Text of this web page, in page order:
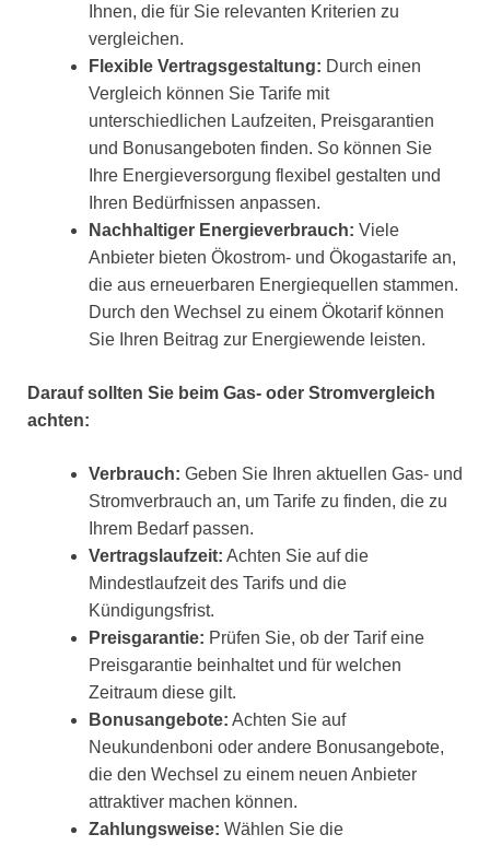
Ihnen, die für Sie relevanten Kriterien zu
vergleichen.
Flexible Vertragsgestaltung: Durch einen
Vergleich können Sie Tarife mit
unterschiedlichen Laufzeiten, Preisgarantien
und Bonusangeboten finden. So können Sie
Ihre Energieversorgung flexibel gestalten und
Ihren Bedürfnissen anpassen.
Nachhaltiger Energieverbrauch: Viele
Anbieter bieten Ökostrom- und Ökogastarife an,
die aus erneuerbaren Energiequellen stammen.
Durch den Wechsel zu einem Ökotarif können
Sie Ihren Beitrag zur Energiewende leisten.
Darauf sollten Sie beim Gas- oder Stromvergleich
achten:
Verbrauch: Geben Sie Ihren aktuellen Gas- und
Stromverbrauch an, um Tarife zu finden, die zu
Ihrem Bedarf passen.
Vertragslaufzeit: Achten Sie auf die
Mindestlaufzeit des Tarifs und die
Kündigungsfrist.
Preisgarantie: Prüfen Sie, ob der Tarif eine
Preisgarantie beinhaltet und für welchen
Zeitraum diese gilt.
Bonusangebote: Achten Sie auf
Neukundenboni oder andere Bonusangebote,
die den Wechsel zu einem neuen Anbieter
attraktiver machen können.
Zahlungsweise: Wählen Sie die